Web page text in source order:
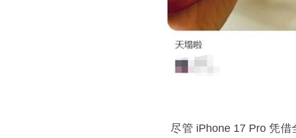
尽管 iPhone 17 Pro 凭借